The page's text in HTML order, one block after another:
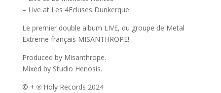
– Live at Les 4Ecluses Dunkerque
Le premier double album LIVE, du groupe de Metal
Extreme français MISANTHROPE!
Produced by Misanthrope.
Mixed by Studio Henosis.
© + ℗ Holy Records 2024